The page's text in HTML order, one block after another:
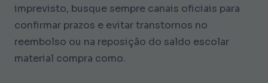
imprevisto, busque sempre canais oficiais para
confirmar prazos e evitar transtornos no
reembolso ou na reposição do saldo escolar
material compra como.